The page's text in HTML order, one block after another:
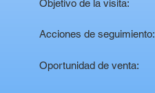
Objetivo de la visita:
Acciones de seguimiento:
Oportunidad de venta: